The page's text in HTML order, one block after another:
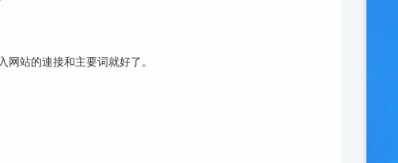
站的連接和主要词就好了。